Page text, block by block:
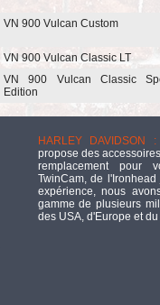
VN 900 Vulcan Custom
VN 900 Vulcan Classic LT
VN 900 Vulcan Classic
Edition
HARLEY DAVIDSON :
propose des
remplacement pour
TwinCam, de
expérience, nous
gamme de plusieurs
des USA, d'Europe et